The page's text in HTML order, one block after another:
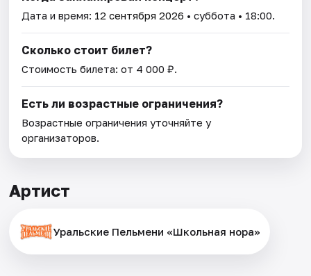
Дата и время: 12 сентября 2026 • суббота • 18:00.
Сколько стоит билет?
Стоимость билета: от 4 000 ₽.
Есть ли возрастные ограничения?
Возрастные ограничения уточняйте у
организаторов.
Артист
Уральские Пельмени «Школьная нора»